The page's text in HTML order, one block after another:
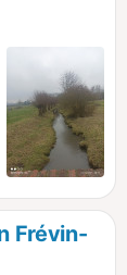
Frévin-